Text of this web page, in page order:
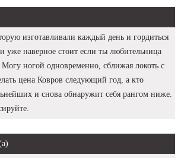
изготавливали каждый день и гордиться
уже наверное стоит если ты любительница
ногой одновременно, сближая локоть с
цена Ковров следующий год, а кто
и снова обнаружит себя рангом ниже.